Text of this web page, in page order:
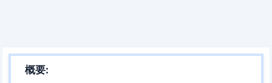
概要: